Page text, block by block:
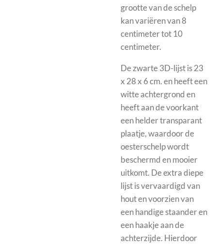
grootte van de schelp
kan variëren van 8
centimeter tot 10
centimeter.
De zwarte 3D-lijst is23
x 28 x 6 cm. en heeft een
witte achtergrond en
heeft aan de voorkant
een helder transparant
plaatje, waardoor de
oesterschelp wordt
beschermd en mooier
uitkomt. De extra diepe
lijst is vervaardigd van
hout en voorzien van
een handige staander en
een haakje aan de
achterzijde. Hierdoor